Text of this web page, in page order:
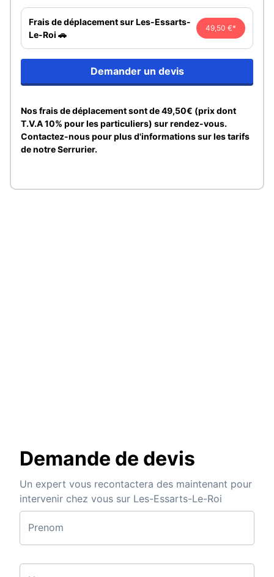
Frais de déplacement sur Les-Essarts-
Le-Roi 🚗
49,50 €*
Demander un devis
Nos frais de déplacement sont de 49,50€ (prix dont
T.V.A 10% pour les particuliers) sur rendez-vous.
Contactez-nous pour plus d'informations sur les tarifs
de notre Serrurier.
Demande de devis
Un expert vous recontactera des maintenant pour
intervenir chez vous sur Les-Essarts-Le-Roi
Prenom